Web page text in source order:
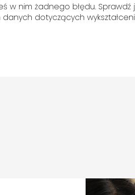
w nim żadnego błędu.
dotyczących